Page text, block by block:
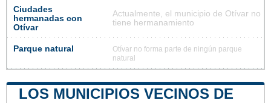
Ciudades
hermanadas con
Otívar
Actualmente, el municipio de Otívar no
tiene hermanamiento
Parque natural
Otívar no forma parte de ningún parque
natural
LOS MUNICIPIOS VECINOS DE